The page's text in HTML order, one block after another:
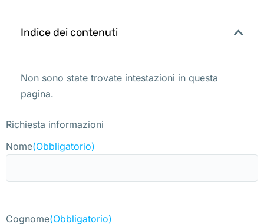
Indice dei contenuti
Non sono state trovate intestazioni in questa
pagina.
Richiesta informazioni
Nome(Obbligatorio)
Cognome(Obbligatorio)